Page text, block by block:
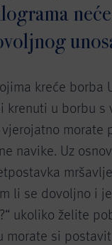
kreće borba
krenuti u borbu s
morate
navike. Uz
li se dovoljno i
ukoliko želite
morate si